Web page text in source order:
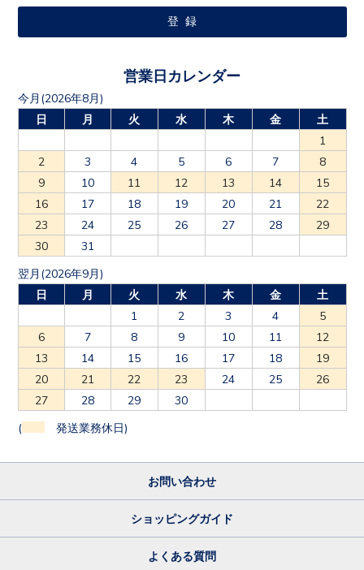
日
月 火 水 木 金
土
1
2
3 4 5 6 7
8
9
10 11 12 13 14
15
16
17 18 19 20 21
22
23
24 25 26 27 28
29
30
31
日
月 火 水 木 金
土
1
2 3 4
5
6
7 8 9 10 11
12
13
14 15 16 17 18
19
20
21 22 23 24 25
26
27
28 29 30